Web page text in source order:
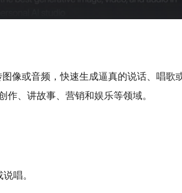
像或音频，快速生成逼真的说话、唱歌
、讲故事、营销和娱乐等领域。
唱。